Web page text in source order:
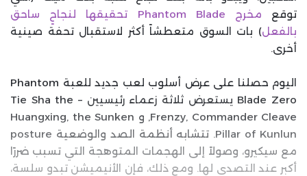
توقع
مخرج Phantom Blade تحقيقها لنجاحٍ ساحق
بالفعل) بات السوق متعطشاً أكثر لاستقبال تحفة صينية
أخرى.
اليوم حصلنا على عرض أسلوب لعب جديد للعبة Phantom
Blade Zero يستعرض ثلاثة زعماء رئيسيين – Tie Sha the
Frenzy, Commander Cleave, و Huangxing, the Sunken
Pillar of Kunlun. تتشابه أنظمة الصد والوضعية posture
مع سيكيرو، وصولاً إلى الهجمات المتوهجة التي تسبب ضررًا
أكبر عند التصدي لها. ومع ذلك، فإن الأنيميشن تبدو سلسة،